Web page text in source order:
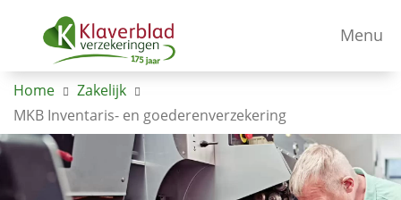
Menu
Home
Zakelijk
MKB Inventaris- en goederenverzekering